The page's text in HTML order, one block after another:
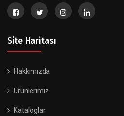
Site Haritası
Hakkımızda
Ürünlerimiz
Kataloglar